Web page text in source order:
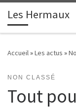
principalPasser au contenu
Les Hermaux
Accueil»Les actus »
NON CLASSÉ
Tout